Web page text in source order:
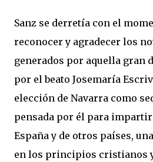
Sanz se derretía con el
reconocer y agradecer los
generados por aquella gran
por el beato Josemaría
elección de Navarra como
pensada por él para
España y de otros países,
en los principios cristianos